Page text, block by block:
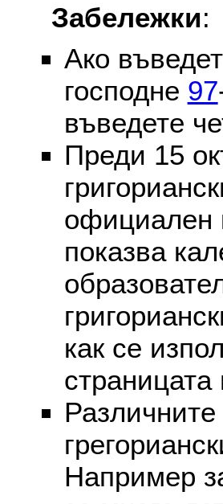
Забележки:
Ако
господне 97
въведете
Преди 15
официален
показва
как се
страницата
Например